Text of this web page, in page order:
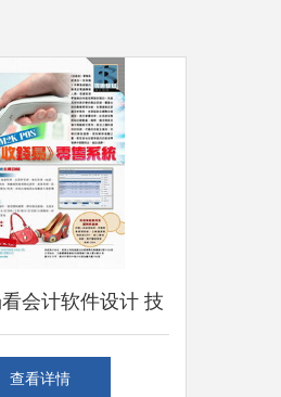
会计软件设计 技
用的创新融合
查看详情